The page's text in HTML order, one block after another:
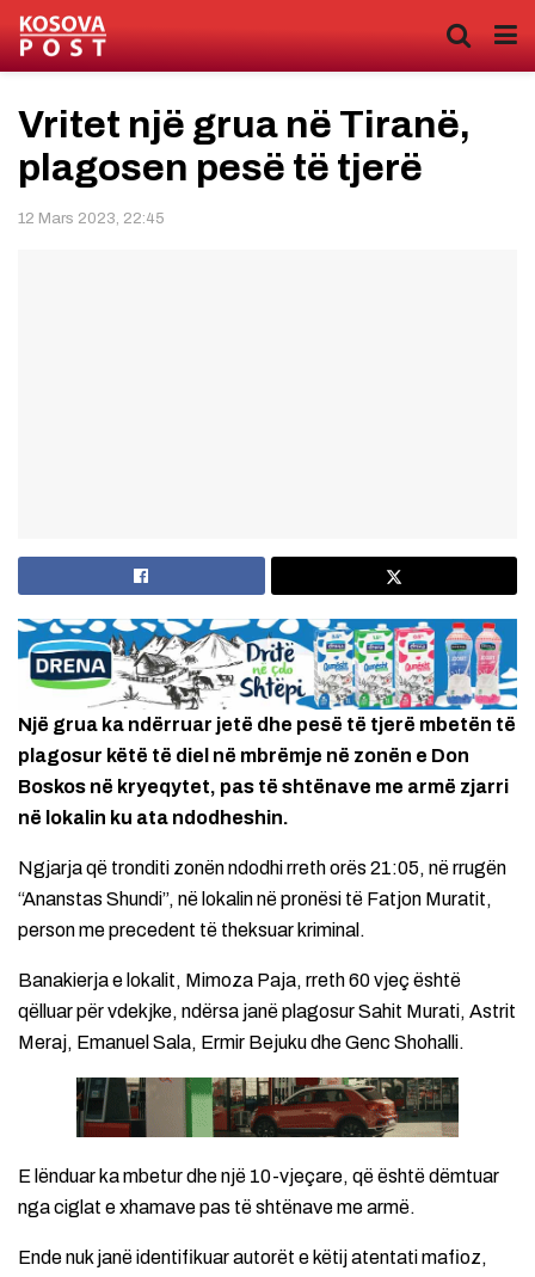
Vritet një grua në Tiranë,
plagosen pesë të tjerë
12 Mars 2023, 22:45
Një grua ka ndërruar jetë dhe pesë të tjerë mbetën të
plagosur këtë të diel në mbrëmje në zonën e Don
Boskos në kryeqytet, pas të shtënave me armë zjarri
në lokalin ku ata ndodheshin.
Ngjarja që tronditi zonën ndodhi rreth orës 21:05, në rrugën
“Ananstas Shundi”, në lokalin në pronësi të Fatjon Muratit,
person me precedent të theksuar kriminal.
Banakierja e lokalit, Mimoza Paja, rreth 60 vjeç është
qëlluar për vdekjke, ndërsa janë plagosur Sahit Murati, Astrit
Meraj, Emanuel Sala, Ermir Bejuku dhe Genc Shohalli.
E lënduar ka mbetur dhe një 10-vjeçare, që është dëmtuar
nga ciglat e xhamave pas të shtënave me armë.
Ende nuk janë identifikuar autorët e këtij atentati mafioz,